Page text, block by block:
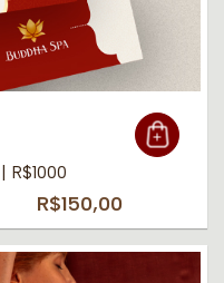
R$1000
R$150,00